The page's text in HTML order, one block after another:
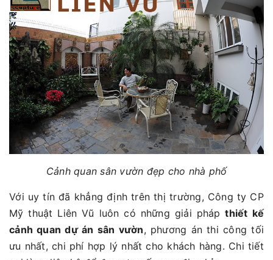
Cảnh quan sân vườn đẹp cho nhà phố
Với uy tín đã khẳng định trên thị trường, Công ty CP
Mỹ thuật Liên Vũ luôn có những giải phápthiết kế
cảnh quan dự án sân vườn, phương án thi công tối
ưu nhất, chi phí hợp lý nhất cho khách hàng. Chi tiết